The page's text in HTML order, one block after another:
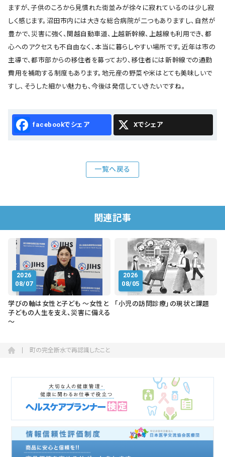
ますが、子供のころから見慣れた街並みが徐々に寂れているのは少し寂
しく感じます。沼田市内には大きな総合病院が二つもありますし、自然が
豊かで、災害に強く、関越自動車道、上越新幹線、上越線も利用でき、都
心へのアクセスも不自由なく、本当に暮らしやすい場所です。近年は市の
主導で、都市部からの移住者を募っており、移住者には新幹線での通勤
費用を補助する制度もあります。地元産の野菜や米はとても美味しいで
すし、そうした細かい魅力も、今後は発信していきたいですね。
Facebook X
一覧へ戻る
関連記事
2026
08/07
学びの軸は女性と子ども ～女性と
子どもの人生を支え、災害に備える
～
2026
08/05
「小児の訪問診療」の現状と課題
町の完全断水で再認識したこと